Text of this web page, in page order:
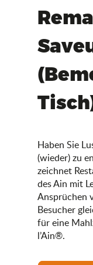
Haben Sie
(wieder) zu
zeichnet
des Ain mit
Ansprüchen
Besucher
für eine
l’Ain®.